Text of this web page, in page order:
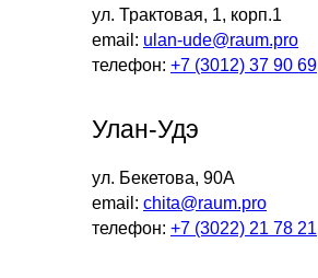
ул. Трактовая, 1, корп.1
email: ulan-ude@raum.pro
телефон: +7 (3012) 37 90 69
Улан-Удэ
ул. Бекетова, 90А
email: chita@raum.pro
телефон: +7 (3022) 21 78 21